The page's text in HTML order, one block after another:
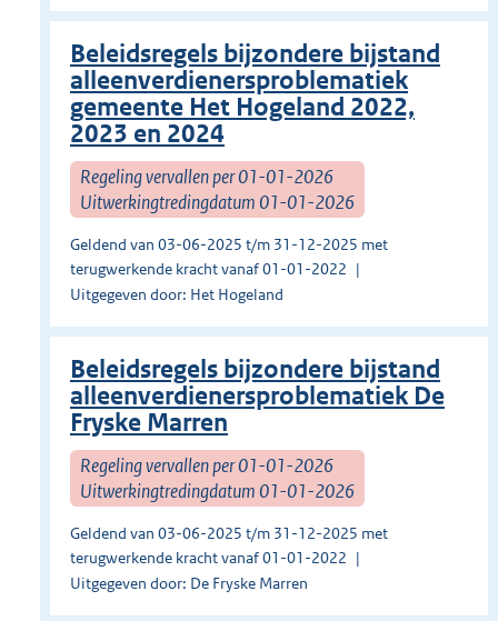
Beleidsregels bijzondere bijstand
alleenverdienersproblematiek
gemeente Het Hogeland 2022,
2023 en 2024
Regeling vervallen per 01-01-2026
Uitwerkingtredingdatum 01-01-2026
Geldend van 03-06-2025 t/m 31-12-2025 met
terugwerkende kracht vanaf 01-01-2022
Uitgegeven door: Het Hogeland
Beleidsregels bijzondere bijstand
alleenverdienersproblematiek De
Fryske Marren
Regeling vervallen per 01-01-2026
Uitwerkingtredingdatum 01-01-2026
Geldend van 03-06-2025 t/m 31-12-2025 met
terugwerkende kracht vanaf 01-01-2022
Uitgegeven door: De Fryske Marren